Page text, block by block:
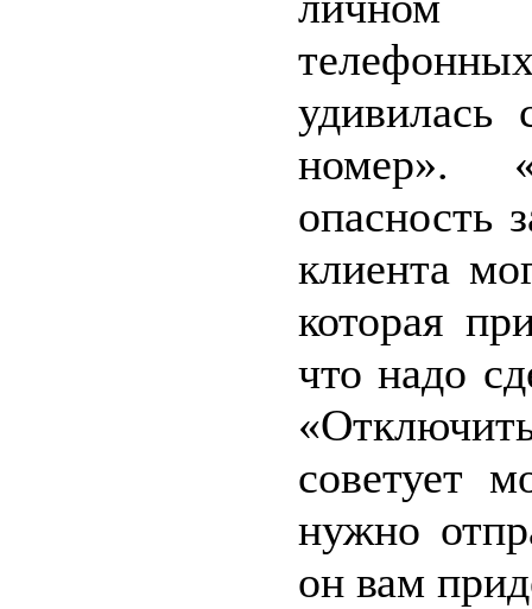
номер».
опасность
клиента
которая
что надо
советует
нужно
он вам